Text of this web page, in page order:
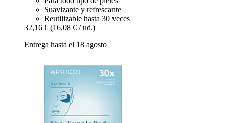
Suavizante y refrescante
Reutilizable hasta 30 veces
32,16 € (16,08 € / ud.)
Entrega hasta el 18 agosto